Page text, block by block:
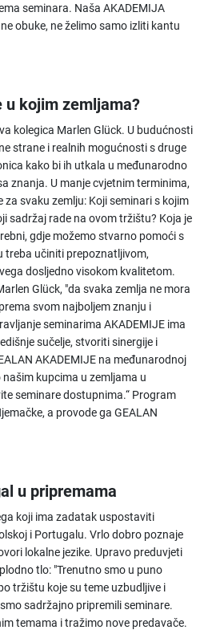
seminara. Naša AKADEMIJA
obuke, ne želimo samo izliti kantu
u kojim zemljama?
kolegica Marlen Glück. U budućnosti
strane i realnih mogućnosti s druge
kako bi ih utkala u međunarodno
znanja. U manje cvjetnim terminima,
za svaku zemlju: Koji seminari s kojim
sadržaj rade na ovom tržištu? Koja je
gdje možemo stvarno pomoći s
treba učiniti prepoznatljivom,
dosljedno visokom kvalitetom.
Glück, "da svaka zemlja ne mora
svom najboljem znanju i
seminarima AKADEMIJE ima
sučelje, stvoriti sinergije i
AKADEMIJE na međunarodnoj
kupcima u zemljama u
seminare dostupnima.“ Program
a provode ga GEALAN
u pripremama
koji ima zadatak uspostaviti
i Portugalu. Vrlo dobro poznaje
lokalne jezike. Upravo preduvjeti
tlo: "Trenutno smo u puno
tržištu koje su teme uzbudljive i
sadržajno pripremili seminare.
temama i tražimo nove predavače.